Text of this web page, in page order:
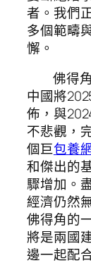
者。我們
多個範疇
懈。
佛得
中國將
佈，與
不悲觀，
個巨包養
和傑出的
驟增加。
經濟仍然
佛得角的
將是兩國
邊一起配